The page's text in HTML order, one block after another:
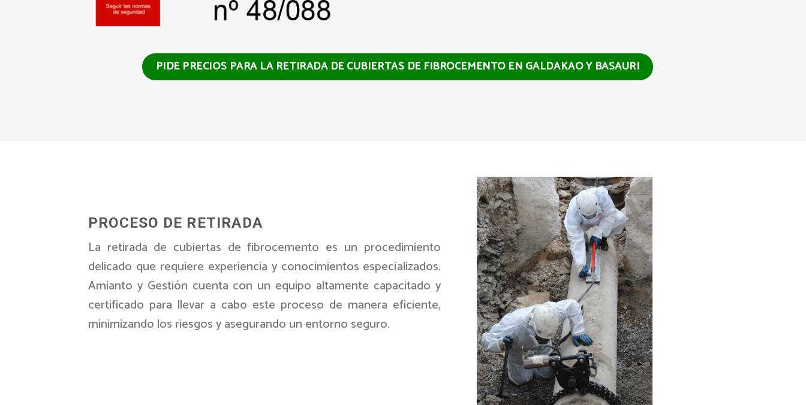
PIDE PRECIOS PARA LA RETIRADA DE CUBIERTAS DE FIBROCEMENTO EN GALDAKAO Y BASAURI
PROCESO DE RETIRADA
La retirada de cubiertas de fibrocemento es un procedimiento
delicado que requiere experiencia y conocimientos especializados.
Amianto y Gestión cuenta con un equipo altamente capacitado y
certificado para llevar a cabo este proceso de manera eficiente,
minimizando los riesgos y asegurando un entorno seguro.